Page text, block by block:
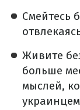
Смейтесь
Живите
больше
мыслей,